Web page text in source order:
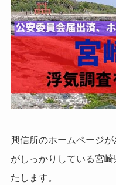
興信所のホームページ
がしっかりしている宮
たします。